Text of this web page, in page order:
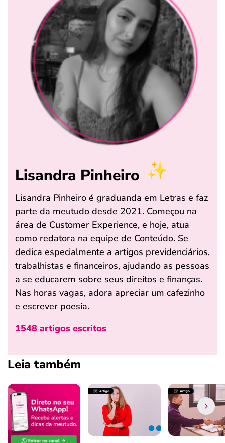
Lisandra Pinheiro
Lisandra Pinheiro é graduanda em Letras e faz
parte da meutudo desde 2021. Começou na
área de Customer Experience, e hoje, atua
como redatora na equipe de Conteúdo. Se
dedica especialmente a artigos previdenciários,
trabalhistas e financeiros, ajudando as pessoas
a se educarem sobre seus direitos e finanças.
Nas horas vagas, adora apreciar um cafezinho
e escrever poesia.
1548 artigos escritos
Leia também